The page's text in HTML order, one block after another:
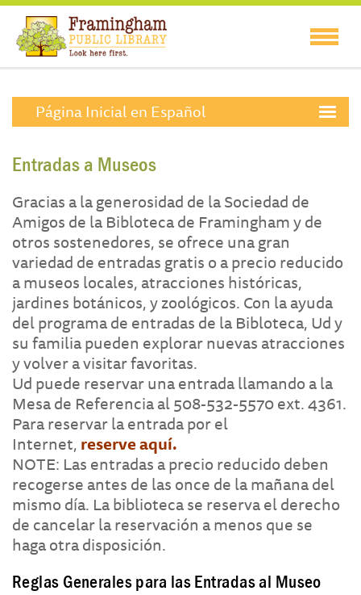
Página Inicial en Español
Entradas a Museos
Gracias a la generosidad de la Sociedad de
Amigos de la Bibloteca de Framingham y de
otros sostenedores, se ofrece una gran
variedad de entradas gratis o a precio reducido
a museos locales, atracciones históricas,
jardines botánicos, y zoológicos. Con la ayuda
del programa de entradas de la Bibloteca, Ud y
su familia pueden explorar nuevas atracciones
y volver a visitar favoritas.
Ud puede reservar una entrada llamando a la
Mesa de Referencia al 508-532-5570 ext. 4361.
Para reservar la entrada por el
Internet,reserve aquí.
NOTE: Las entradas a precio reducido deben
recogerse antes de las once de la mañana del
mismo día. La biblioteca se reserva el derecho
de cancelar la reservación a menos que se
haga otra disposición.
Reglas Generales para las Entradas al Museo